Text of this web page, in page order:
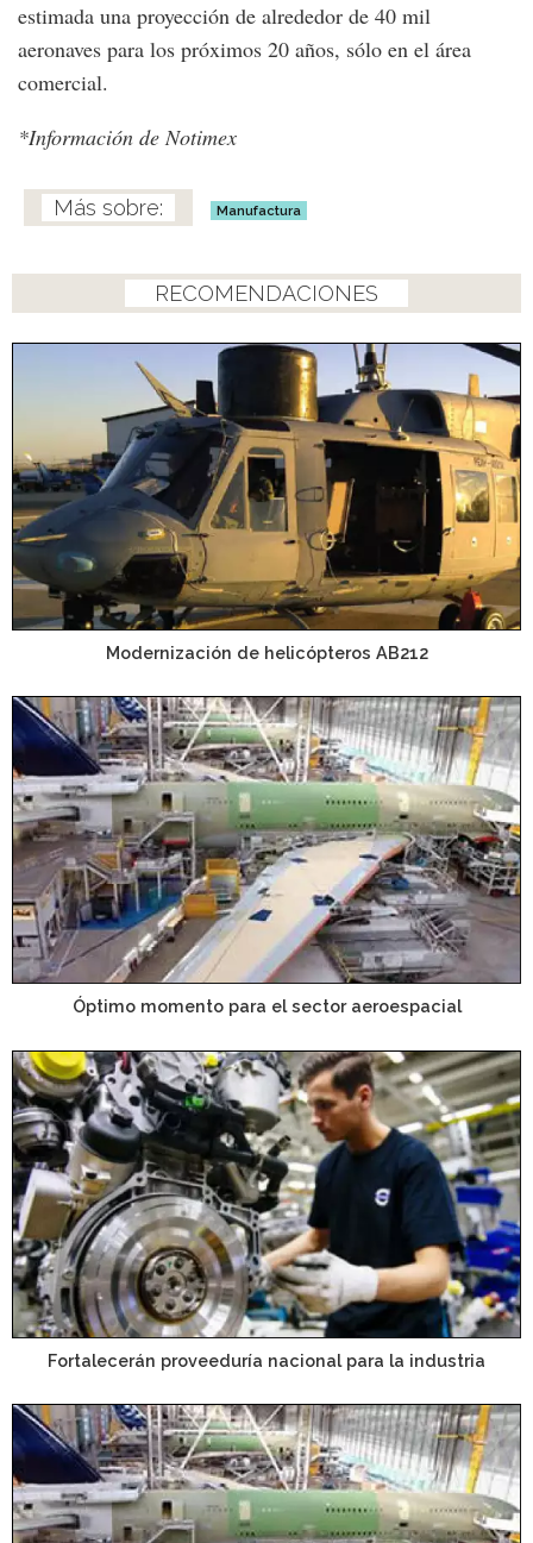
estimada una proyección de alrededor de 40 mil
aeronaves para los próximos 20 años, sólo en el área
comercial.
*Información de Notimex
Manufactura
RECOMENDACIONES
Modernización de helicópteros AB212
Óptimo momento para el sector aeroespacial
Fortalecerán proveeduría nacional para la industria